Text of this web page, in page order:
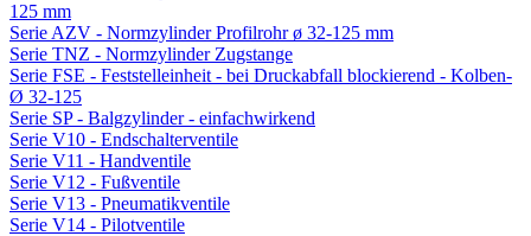
125 mm
Serie AZV - Normzylinder Profilrohr ø 32-125 mm
Serie TNZ - Normzylinder Zugstange
Serie FSE - Feststelleinheit - bei Druckabfall blockierend - Kolben-
Ø 32-125
Serie SP - Balgzylinder - einfachwirkend
Serie V10 - Endschalterventile
Serie V11 - Handventile
Serie V12 - Fußventile
Serie V13 - Pneumatikventile
Serie V14 - Pilotventile